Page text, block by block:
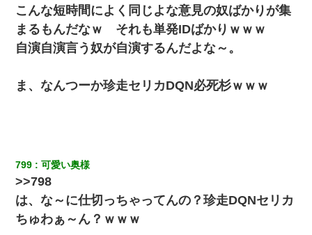
こんな短時間によく同じよな意見の奴ばかりが集
まるもんだなｗ それも単発IDばかりｗｗｗ
自演自演言う奴が自演するんだよな～。
ま、なんつーか珍走セリカDQN必死杉ｗｗｗ
799 可愛い奥様
>>798
は、な～に仕切っちゃってんの？珍走DQNセリカ
ちゅわぁ～ん？ｗｗｗ